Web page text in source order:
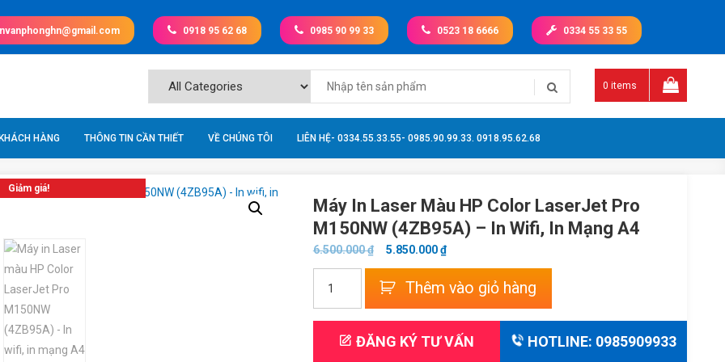
0918 95 62 68 0985 90 99 33 0523 18 6666 0334 55 33 55
0 items
HÀNG THÔNG TIN CẦN THIẾT VỀ CHÚNG TÔI LIÊN HỆ- 0334.55.33.55- 0985.90.99.33. 0918.95.62.68
Giảm giá!
Máy In Laser Màu HP Color LaserJet Pro
M150NW (4ZB95A) – In Wifi, In Mạng A4
6.500.000₫
GIÁ
GỐC
LÀ:
6.500.000 ₫.
5.850.000₫GIÁ
HIỆN
TẠI
LÀ:
Thêm vào giỏ hàng
ĐĂNG KÝ TƯ VẤN HOTLINE: 0985909933